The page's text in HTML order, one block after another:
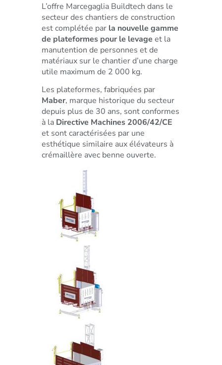
L’offre Marcegaglia Buildtech dans le
secteur des chantiers de construction
est complétée par la nouvelle gamme
de plateformes pour le levage et la
manutention de personnes et de
matériaux sur le chantier d’une charge
utile maximum de 2 000 kg.
Les plateformes, fabriquées par
Maber, marque historique du secteur
depuis plus de 30 ans, sont conformes
à la Directive Machines 2006/42/CE
et sont caractérisées par une
esthétique similaire aux élévateurs à
crémaillère avec benne ouverte.